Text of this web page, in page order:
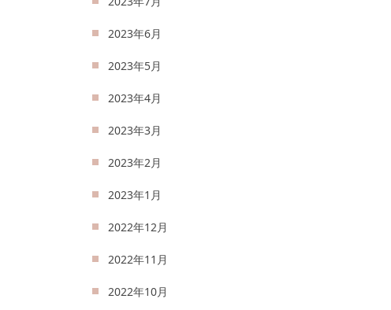
2023年6月
2023年5月
2023年4月
2023年3月
2023年2月
2023年1月
2022年12月
2022年11月
2022年10月